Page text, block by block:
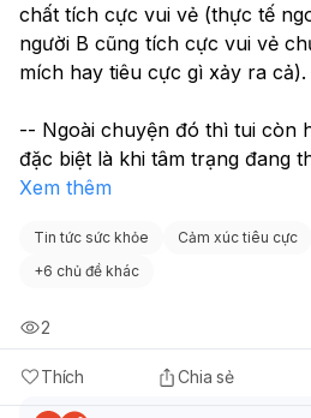
và cơ thể.
Hiểu rằng suy nghĩ không
rằng những suy nghĩ chỉ là
đầu, chúng không phải là
pháp này và luôn giữ liên
bạn để được hỗ trợ tốt nhất.
chất tích cực vui vẻ (thực tế
người B cũng tích cực vui vẻ
mích hay tiêu cực gì xảy ra cả).
-- Ngoài chuyện đó thì tui còn
đặc biệt là khi tâm trạng đang
Xem thêm
Tin tức sức khỏe Cảm xúc tiêu cực
+6 chủ đề khác
Thích Chia sẻ
2